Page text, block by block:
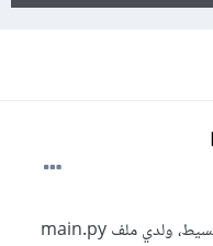
أستخدم فلاسك Flask للقيام بمشروع بسيط، ولدي ملف main.py